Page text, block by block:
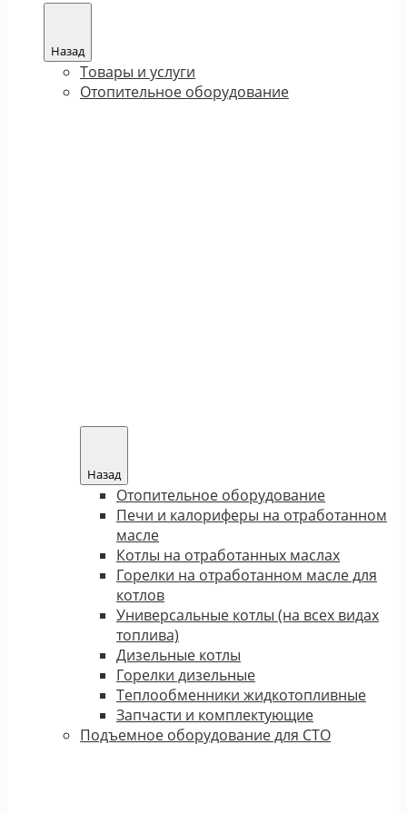
Назад
Товары и услуги
Отопительное оборудование
Назад
Отопительное оборудование
Печи и калориферы на отработанном
масле
Котлы на отработанных маслах
Горелки на отработанном масле для
котлов
Универсальные котлы (на всех видах
топлива)
Дизельные котлы
Горелки дизельные
Теплообменники жидкотопливные
Запчасти и комплектующие
Подъемное оборудование для СТО